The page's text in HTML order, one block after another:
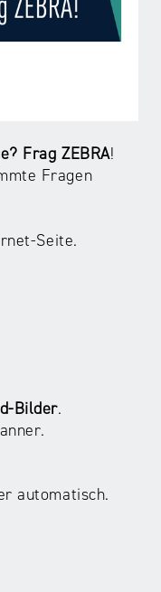
Frag ZEBRA!
Fragen
Seite.
Bilder.
automatisch.